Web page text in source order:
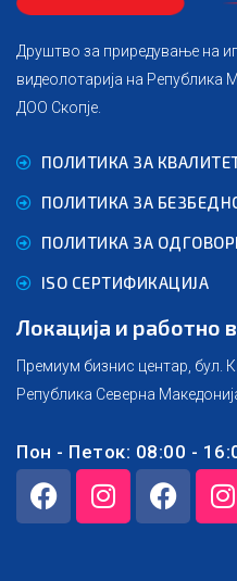
Друштво за приредување на
видеолотарија на
ДОО Скопје.
ПОЛИТИКА ЗА
ПОЛИТИКА ЗА
ПОЛИТИКА ЗА
ISO СЕРТИФИКАЦИЈА
Локација и работно
Премиум бизнис центар, бул.
Република Северна
Пон - Петок: 08:00 -